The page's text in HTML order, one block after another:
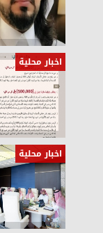
اخبار محلية
اخبار محلية